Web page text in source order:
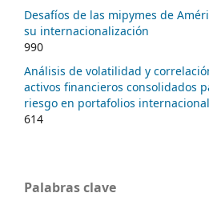
Desafíos de las mipymes de
su internacionalización
990
Análisis de volatilidad y
activos financieros consolidados
riesgo en portafolios
614
Palabras clave